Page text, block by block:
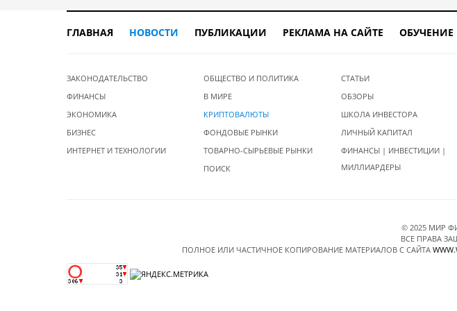
ГЛАВНАЯ НОВОСТИ ПУБЛИКАЦИИ РЕКЛАМА НА САЙТЕ ОБУЧЕНИЕ
ЗАКОНОДАТЕЛЬСТВО
ФИНАНСЫ
ЭКОНОМИКА
БИЗНЕС
ИНТЕРНЕТ И ТЕХНОЛОГИИ
ОБЩЕСТВО И ПОЛИТИКА
В МИРЕ
КРИПТОВАЛЮТЫ
ФОНДОВЫЕ РЫНКИ
ТОВАРНО-СЫРЬЕВЫЕ РЫНКИ
ПОИСК
СТАТЬИ
ОБЗОРЫ
ШКОЛА ИНВЕСТОРА
ЛИЧНЫЙ КАПИТАЛ
ФИНАНСЫ | ИНВЕСТИЦИИ |
МИЛЛИАРДЕРЫ
© 2025 МИР
ВСЕ ПРАВА
ПОЛНОЕ ИЛИ ЧАСТИЧНОЕ КОПИРОВАНИЕ МАТЕРИАЛОВ C САЙТА